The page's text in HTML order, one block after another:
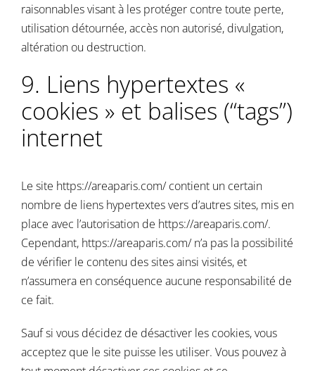
raisonnables visant à les protéger contre toute perte,
utilisation détournée, accès non autorisé, divulgation,
altération ou destruction.
9. Liens hypertextes «
cookies » et balises (“tags”)
internet
Le site https://areaparis.com/contient un certain
nombre de liens hypertextes vers d’autres sites, mis en
place avec l’autorisation de https://areaparis.com/.
Cependant, https://areaparis.com/n’a pas la possibilité
de vérifier le contenu des sites ainsi visités, et
n’assumera en conséquence aucune responsabilité de
ce fait.
Sauf si vous décidez de désactiver les cookies, vous
acceptez que le site puisse les utiliser. Vous pouvez à